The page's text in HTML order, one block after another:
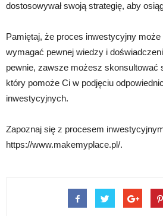
dostosowywał swoją strategię, aby
Pamiętaj, że proces inwestycyjny
wymagać pewnej wiedzy i
pewnie, zawsze możesz skonsultować
który pomoże Ci w podjęciu
inwestycyjnych.
Zapoznaj się z procesem
https://www.makemyplace.pl/.